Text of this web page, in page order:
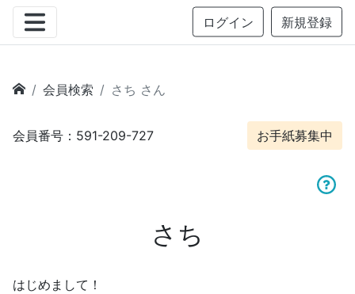
ログイン 新規登録
会員検索 さち さん
会員番号：591-209-727 お手紙募集中
さち
はじめまして！